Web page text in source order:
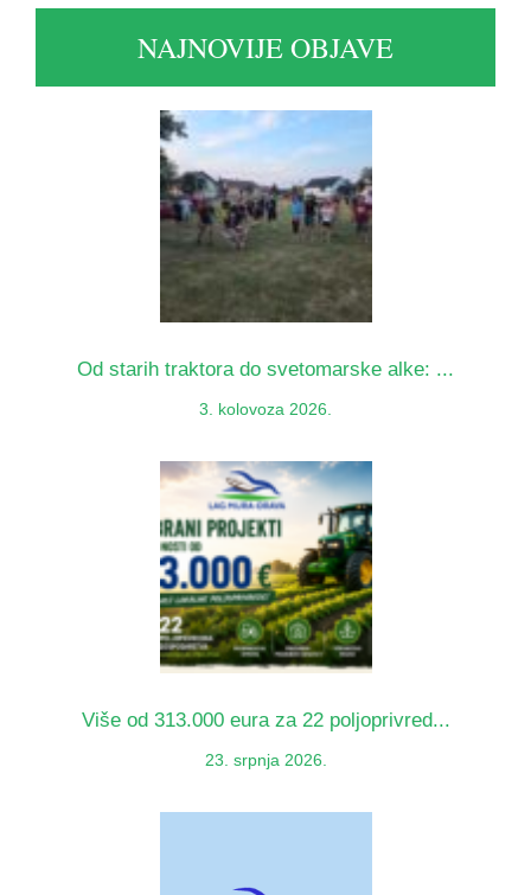
NAJNOVIJE OBJAVE
Od starih traktora do svetomarske alke: ...
3. kolovoza 2026.
Više od 313.000 eura za 22 poljoprivred...
23. srpnja 2026.